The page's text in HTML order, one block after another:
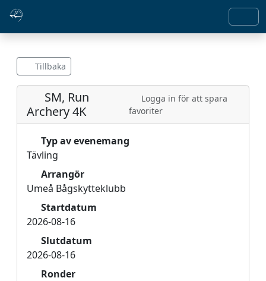
Tillbaka
SM, Run
Archery 4K
Logga in för att spara
favoriter
Typ av evenemang
Tävling
Arrangör
Umeå Bågskytteklubb
Startdatum
2026-08-16
Slutdatum
2026-08-16
Ronder